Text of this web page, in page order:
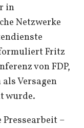
in
Netzwerke
Fritz
von FDP,
Versagen
wurde.
–